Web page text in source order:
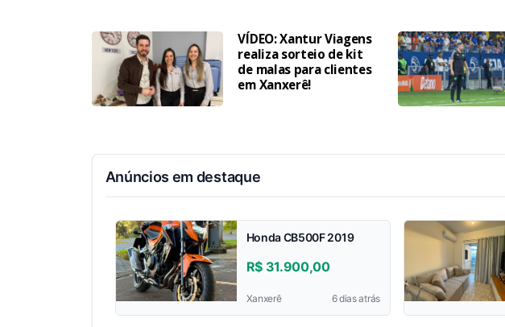
VÍDEO: Xantur Viagens
realiza sorteio de kit
de malas para clientes
em Xanxerê!
Anúncios em destaque
Honda CB500F 2019
R$ 31.900,00
Xanxerê 6 dias atrás